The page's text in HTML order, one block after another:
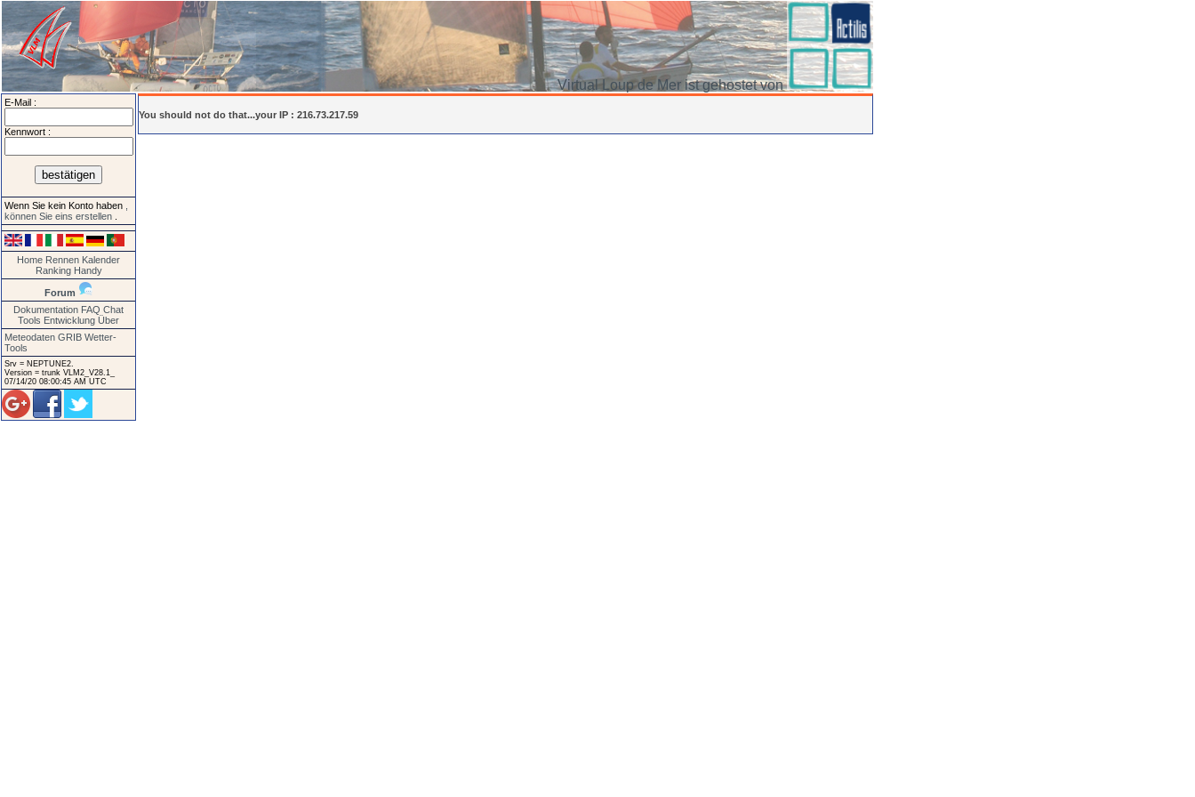
Virtual Loup de Mer ist gehostet von
E-Mail :
Kennwort :
Wenn Sie kein Konto haben
können Sie eins erstellen
Home Rennen Kalender
Ranking Handy
Forum
Dokumentation FAQ Chat
Tools Entwicklung Über
Meteodaten GRIB Wetter-
Tools
Srv = NEPTUNE2.
Version = trunk VLM2_V28.1_
07/14/20 08:00:45 AM UTC
You should not do that...your IP : 216.73.217.59